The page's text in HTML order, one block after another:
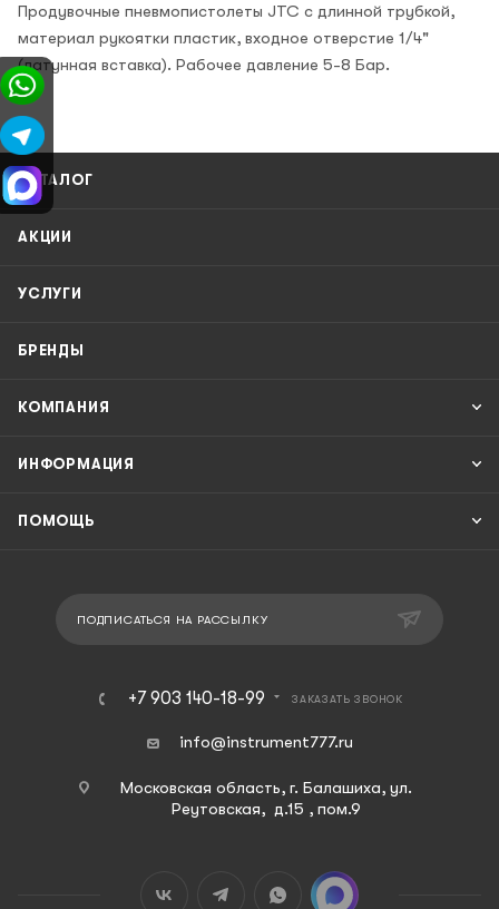
Продувочные пневмопистолеты JTC с длинной трубкой,
материал рукоятки пластик, входное отверстие 1/4"
(латунная вставка). Рабочее давление 5-8 Бар.
КАТАЛОГ
АКЦИИ
УСЛУГИ
БРЕНДЫ
КОМПАНИЯ
ИНФОРМАЦИЯ
ПОМОЩЬ
ПОДПИСАТЬСЯ НА РАССЫЛКУ
+7 903 140-18-99 ЗАКАЗАТЬ ЗВОНОК
info@instrument777.ru
Московская область, г. Балашиха, ул.
Реутовская, д.15 , пом.9